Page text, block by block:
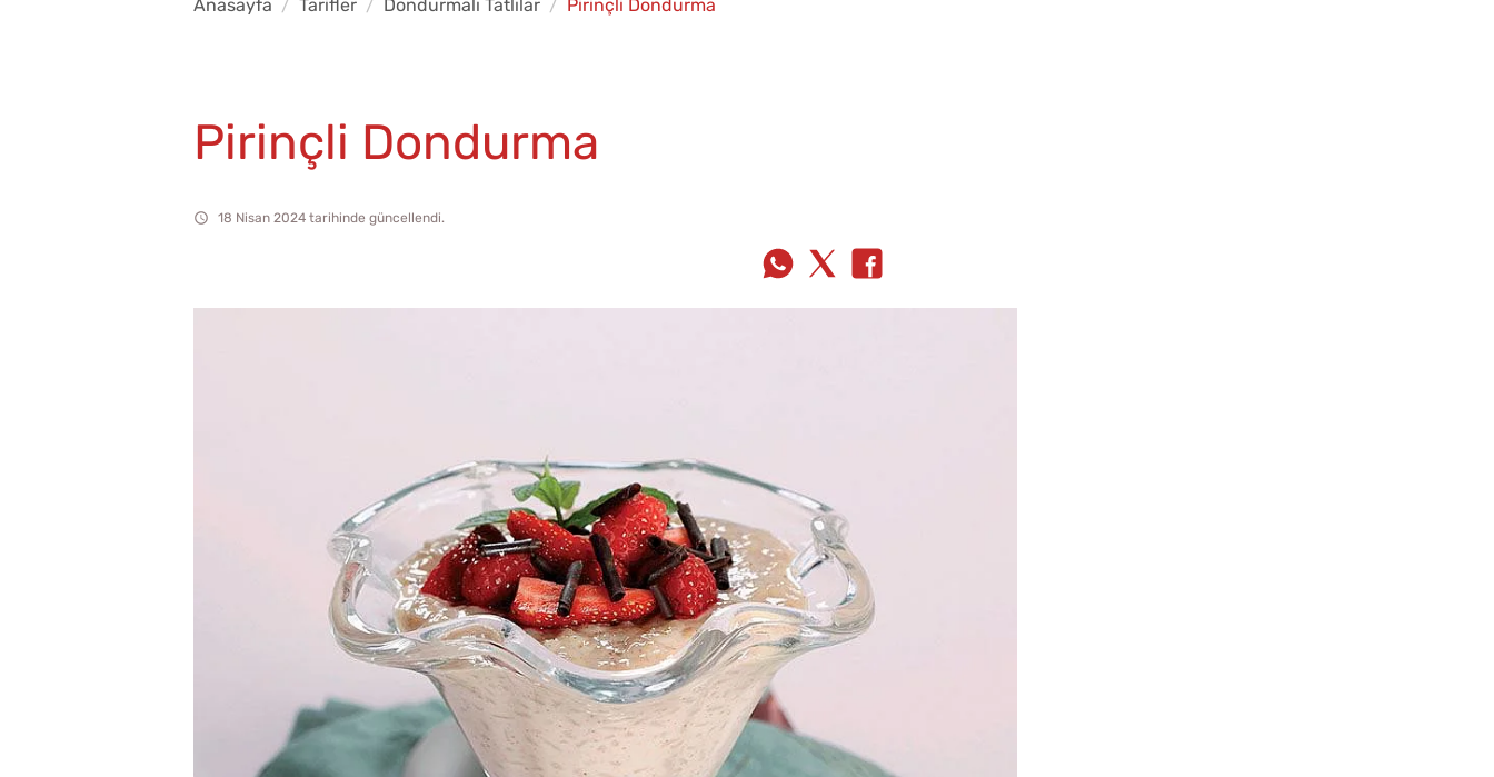
Anasayfa Tarifler Dondurmalı Tatlılar Pirinçli Dondurma
Pirinçli Dondurma
18 Nisan 2024 tarihinde güncellendi.